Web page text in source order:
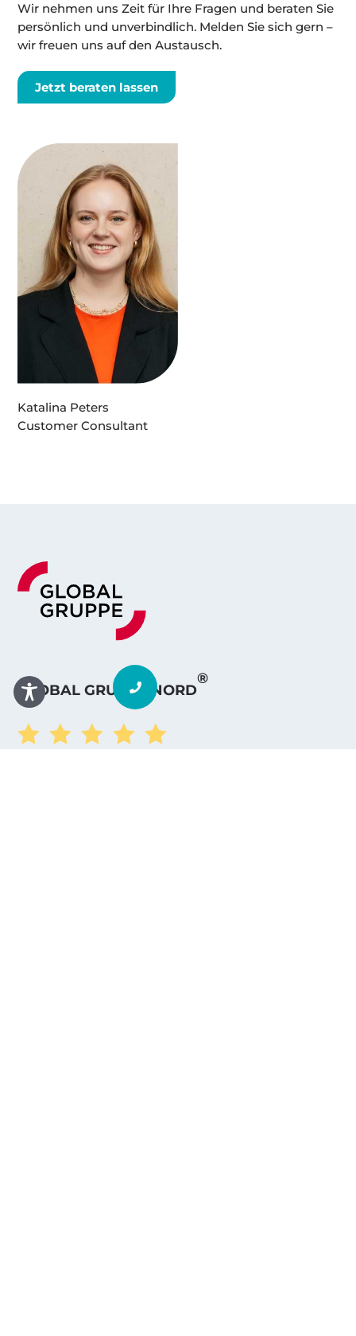
Wir nehmen uns Zeit für Ihre Fragen und beraten Sie
persönlich und unverbindlich. Melden Sie sich gern –
wir freuen uns auf den Austausch.
Jetzt beraten lassen
Katalina Peters
Customer Consultant
GLOBAL GRUPPE NORD
®
    